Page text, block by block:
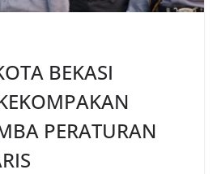
BEKASI
PERATURAN